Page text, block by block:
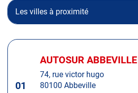
Les villes à proximité
Appuyer
ENTRÉE
01
Centre
:
AUTOSUR ABBEVILLE
74, rue victor hugo
80100 Abbeville